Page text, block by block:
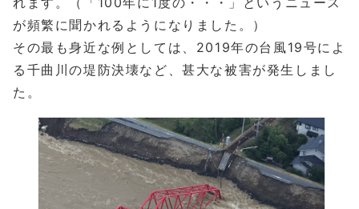
が頻繁に聞かれるようになりました。）
その最も身近な例としては、2019年の台風19号によ
る千曲川の堤防決壊など、甚大な被害が発生しまし
た。